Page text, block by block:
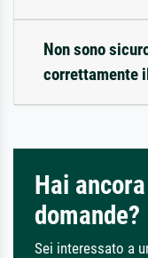
Non sono
correttamente
Hai ancora
domande?
Sei interessato a